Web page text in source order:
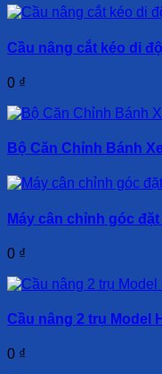
Cầu nâng cắt kéo di
0 ₫
Bộ Căn Chỉnh Bánh
Máy cân chỉnh góc
0 ₫
Cầu nâng 2 trụ Model
0 ₫